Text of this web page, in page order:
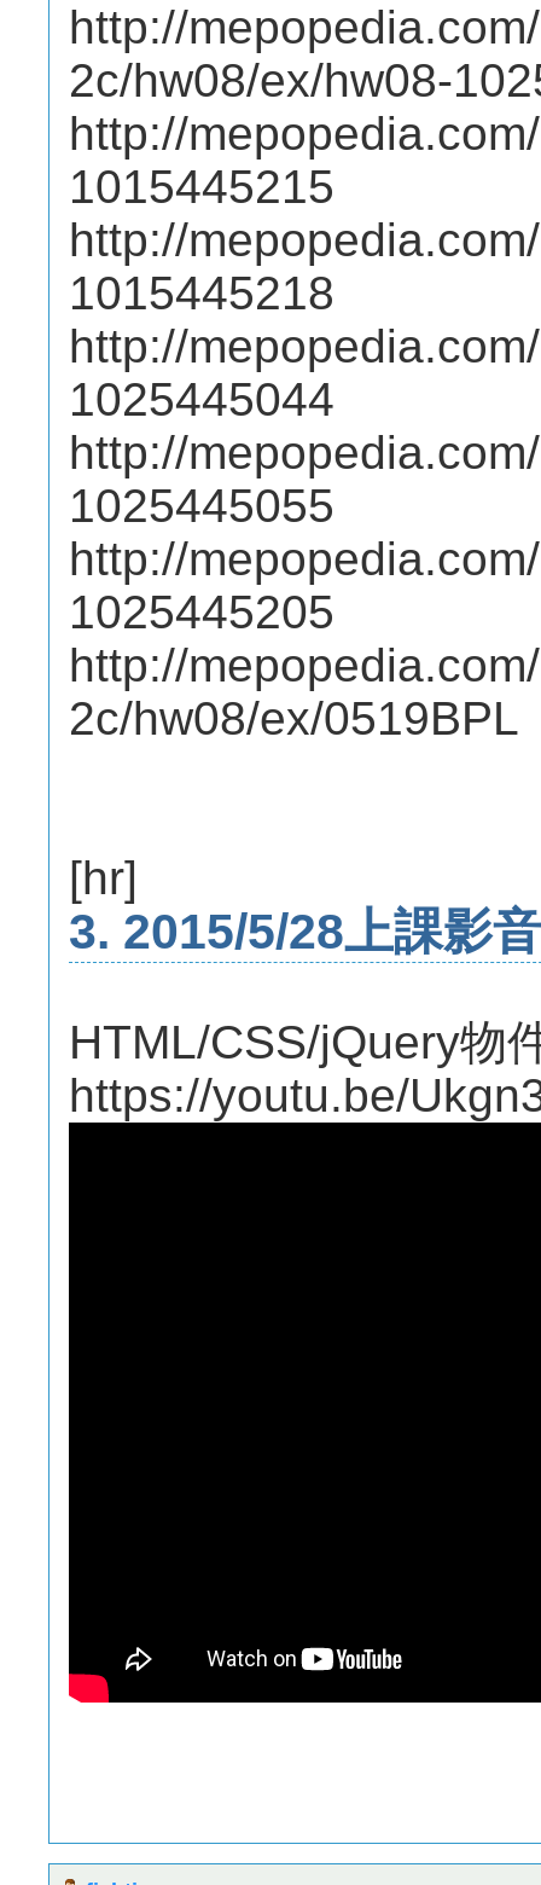
http://
2c/hw08/ex/hw08-
http://
1015445215
http://
1015445218
http://
1025445044
http://
1025445055
http://
1025445205
http://
2c/hw08/ex/0519BPL
[hr]
3. 2015/5/28上課影音
HTML/CSS/jQuery物
https://youtu.be/